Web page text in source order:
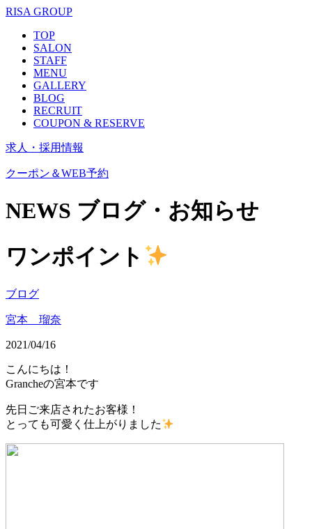
RISA GROUP
TOP
SALON
STAFF
MENU
GALLERY
BLOG
RECRUIT
COUPON & RESERVE
求人・採用情報
クーポン＆WEB予約
NEWS ブログ・お知らせ
ワンポイント
ブログ
宮本 瑠奈
2021/04/16
こんにちは！
Grancheの宮本です
先日ご来店されたお客様！
とっても可愛く仕上がりました